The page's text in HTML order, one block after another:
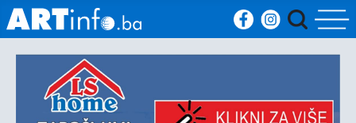
Početna
Vijesti